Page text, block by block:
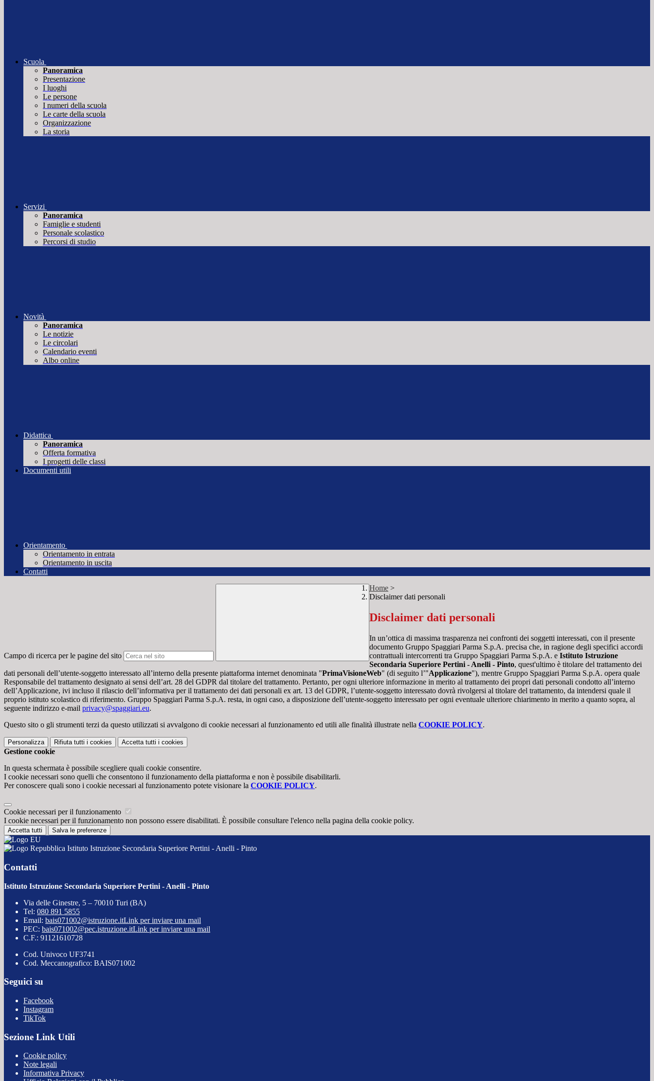
Scuola
Panoramica
Presentazione
I luoghi
Le persone
I numeri della scuola
Le carte della scuola
Organizzazione
La storia
Servizi
Panoramica
Famiglie e studenti
Personale scolastico
Percorsi di studio
Novità
Panoramica
Le notizie
Le circolari
Calendario eventi
Albo online
Didattica
Panoramica
Offerta formativa
I progetti delle classi
Documenti utili
Orientamento
Orientamento in entrata
Orientamento in uscita
Contatti
Campo di ricerca per le pagine del sito
Home >
Disclaimer dati personali
Disclaimer dati personali
In un’ottica di massima trasparenza nei confronti dei soggetti interessati, con il presente
documento Gruppo Spaggiari Parma S.p.A. precisa che, in ragione degli specifici accordi
contrattuali intercorrenti tra Gruppo Spaggiari Parma S.p.A. e Istituto Istruzione
Secondaria Superiore Pertini - Anelli - Pinto, quest'ultimo è titolare del trattamento dei
dati personali dell’utente-soggetto interessato all’interno della presente piattaforma internet denominata "PrimaVisioneWeb" (di seguito l’"Applicazione"), mentre Gruppo Spaggiari Parma S.p.A. opera quale
Responsabile del trattamento designato ai sensi dell’art. 28 del GDPR dal titolare del trattamento. Pertanto, per ogni ulteriore informazione in merito al trattamento dei propri dati personali condotto all’interno
dell’Applicazione, ivi incluso il rilascio dell’informativa per il trattamento dei dati personali ex art. 13 del GDPR, l’utente-soggetto interessato dovrà rivolgersi al titolare del trattamento, da intendersi quale il
proprio istituto scolastico di riferimento. Gruppo Spaggiari Parma S.p.A. resta, in ogni caso, a disposizione dell’utente-soggetto interessato per ogni eventuale ulteriore chiarimento in merito a quanto sopra, al
seguente indirizzo e-mail privacy@spaggiari.eu.
Questo sito o gli strumenti terzi da questo utilizzati si avvalgono di cookie necessari al funzionamento ed utili alle finalità illustrate nella COOKIE POLICY.
Personalizza Rifiuta tutti i cookies Accetta tutti i cookies
Gestione cookie
In questa schermata è possibile scegliere quali cookie consentire.
I cookie necessari sono quelli che consentono il funzionamento della piattaforma e non è possibile disabilitarli.
Per conoscere quali sono i cookie necessari al funzionamento potete visionare la COOKIE POLICY.
Cookie necessari per il funzionamento
I cookie necessari per il funzionamento non possono essere disabilitati. È possibile consultare l'elenco nella pagina della cookie policy.
Accetta tutti Salva le preferenze
Istituto Istruzione Secondaria Superiore Pertini - Anelli - Pinto
Contatti
Istituto Istruzione Secondaria Superiore Pertini - Anelli - Pinto
Via delle Ginestre, 5 – 70010 Turi (BA)
Tel: 080 891 5855
Email: bais071002@istruzione.itLink per inviare una mail
PEC: bais071002@pec.istruzione.itLink per inviare una mail
C.F.: 91121610728
Cod. Univoco UF3741
Cod. Meccanografico: BAIS071002
Seguici su
Facebook
Instagram
TikTok
Sezione Link Utili
Cookie policy
Note legali
Informativa Privacy